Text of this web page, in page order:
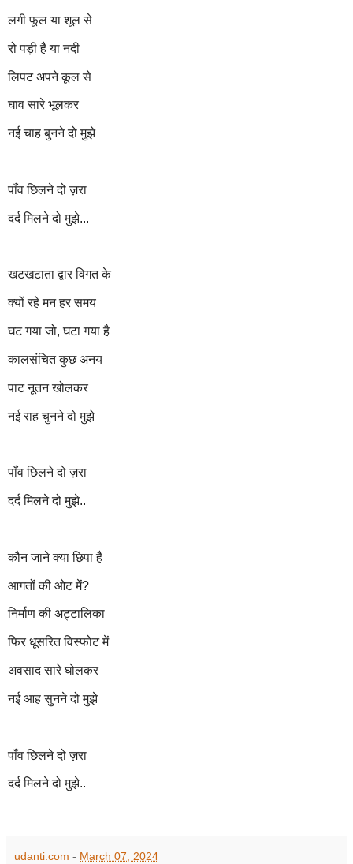
लगी फूल या शूल से
रो पड़ी है या नदी
लिपट अपने कूल से
घाव सारे भूलकर
नई चाह बुनने दो मुझे
पाँव छिलने दो ज़रा
दर्द मिलने दो मुझे...
खटखटाता द्वार विगत के
क्यों रहे मन हर समय
घट गया जो, घटा गया है
कालसंचित कुछ अनय
पाट नूतन खोलकर
नई राह चुनने दो मुझे
पाँव छिलने दो ज़रा
दर्द मिलने दो मुझे..
कौन जाने क्या छिपा है
आगतों की ओट में?
निर्माण की अट्टालिका
फिर धूसरित विस्फोट में
अवसाद सारे घोलकर
नई आह सुनने दो मुझे
पाँव छिलने दो ज़रा
दर्द मिलने दो मुझे..
udanti.com - March 07, 2024